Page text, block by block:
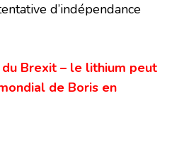
d’indépendance
Brexit – le lithium peut
de Boris en